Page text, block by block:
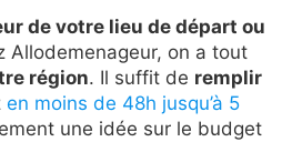
de votre lieu de départ ou
Allodemenageur, on a tout
région. Il suffit de remplir
en moins de 48h jusqu’à 5
une idée sur le budget